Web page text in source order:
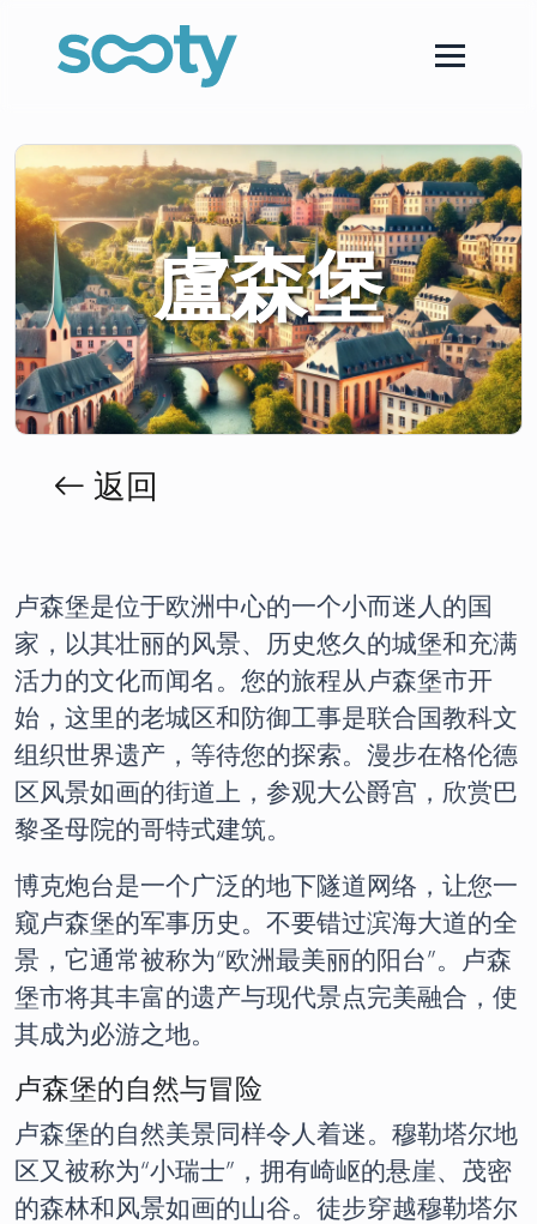
盧森堡
返回
卢森堡是位于欧洲中心的一个小而迷人的国
家，以其壮丽的风景、历史悠久的城堡和充满
活力的文化而闻名。您的旅程从卢森堡市开
始，这里的老城区和防御工事是联合国教科文
组织世界遗产，等待您的探索。漫步在格伦德
区风景如画的街道上，参观大公爵宫，欣赏巴
黎圣母院的哥特式建筑。
博克炮台是一个广泛的地下隧道网络，让您一
窥卢森堡的军事历史。不要错过滨海大道的全
景，它通常被称为“欧洲最美丽的阳台”。卢森
堡市将其丰富的遗产与现代景点完美融合，使
其成为必游之地。
卢森堡的自然与冒险
卢森堡的自然美景同样令人着迷。穆勒塔尔地
区又被称为“小瑞士”，拥有崎岖的悬崖、茂密
的森林和风景如画的山谷。徒步穿越穆勒塔尔